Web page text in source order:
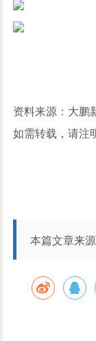
资料来源：大鹏
如需转载，请注
本篇文章